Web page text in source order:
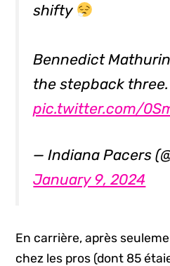
shifty
Bennedict
the stepback three.
pic.twitter.com/
— Indiana Pacers
January 9, 2024
En carrière, après
chez les pros (dont 85